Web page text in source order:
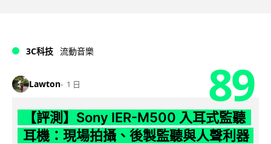
3C科技 流動音樂
Lawton 1 日 89
【評測】Sony IER-M500 入耳式監聽
耳機：現場拍攝、後製監聽與人聲利器